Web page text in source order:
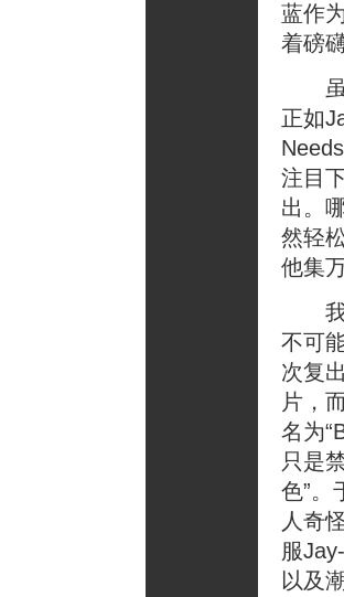
蓝作
着磅
虽
正如
注目
出。
然轻
他集
我觉
不可
次复
片，
名为
只是
色”。
人奇
服
以及